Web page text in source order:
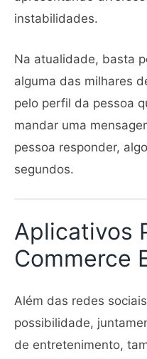
instabilidades.
Na atualidade, basta
alguma das milhares
pelo perfil da pessoa
mandar uma
pessoa responder,
segundos.
Aplicativos
Commerce
Além das redes
possibilidade,
de entretenimento,